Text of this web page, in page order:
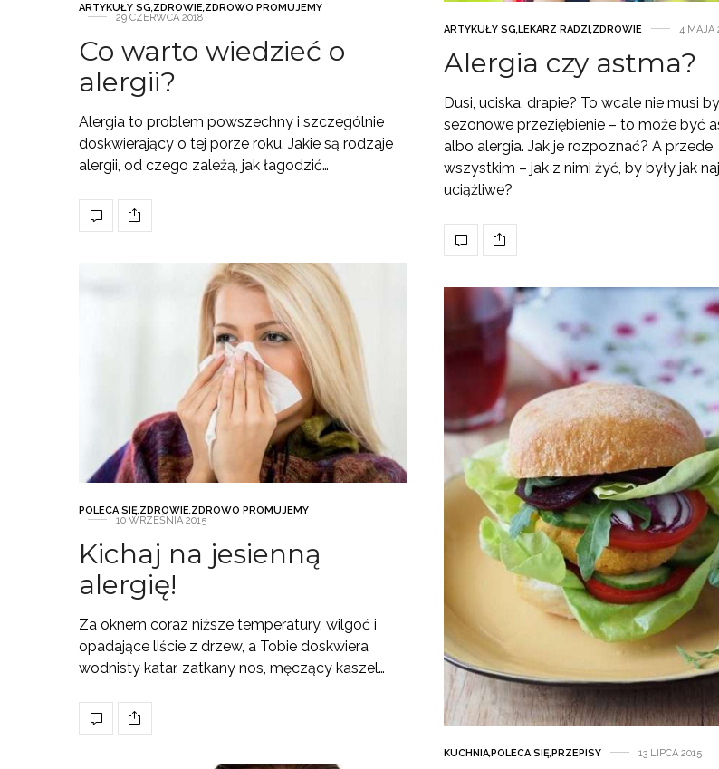
ARTYKUŁY SG,ZDROWIE,ZDROWO PROMUJEMY
29 CZERWCA 2018
Co warto wiedzieć o
alergii?
Alergia to problem powszechny i szczególnie
doskwierający o tej porze roku. Jakie są rodzaje
alergii, od czego zależą, jak łagodzić…
ARTYKUŁY SG,LEKARZ RADZI,ZDROWIE 4 MAJA
Alergia czy astma?
Dusi, uciska, drapie? To wcale nie musi
sezonowe przeziębienie – to może być
albo alergia. Jak je rozpoznać? A przede
wszystkim – jak z nimi żyć, by były jak
uciążliwe?
POLECA SIĘ,ZDROWIE,ZDROWO PROMUJEMY
10 WRZEŚNIA 2015
Kichaj na jesienną
alergię!
Za oknem coraz niższe temperatury, wilgoć i
opadające liście z drzew, a Tobie doskwiera
wodnisty katar, zatkany nos, męczący kaszel…
KUCHNIA,POLECA SIĘ,PRZEPISY 13 LIPCA 2015